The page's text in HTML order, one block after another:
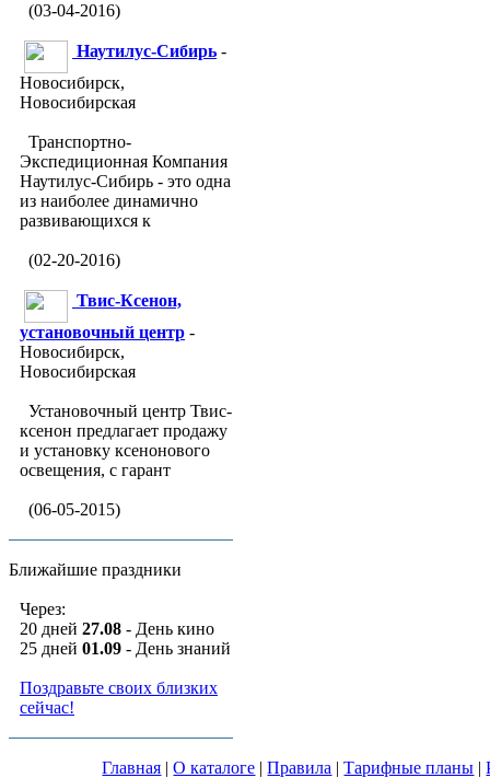
(03-04-2016)
Наутилус-Сибирь -
Новосибирск,
Новосибирская
Транспортно-
Экспедиционная Компания
Наутилус-Сибирь - это одна
из наиболее динамично
развивающихся к
(02-20-2016)
Твис-Ксенон,
установочный центр -
Новосибирск,
Новосибирская
Установочный центр Твис-
ксенон предлагает продажу
и установку ксенонового
освещения, с гарант
(06-05-2015)
Ближайшие праздники
Через:
20 дней 27.08 - День кино
25 дней 01.09 - День знаний
Поздравьте своих близких
сейчас!
Главная |О каталоге |Правила |Тарифные планы |